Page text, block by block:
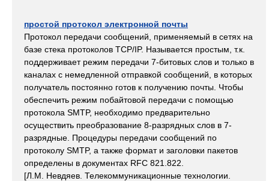
простой протокол электронной почты
Протокол передачи сообщений, применяемый в сетях на
базе стека протоколов TCP/IP. Называется простым, т.к.
поддерживает режим передачи 7-битовых слов и только в
каналах с немедленной отправкой сообщений, в которых
получатель постоянно готов к получению почты. Чтобы
обеспечить режим побайтовой передачи с помощью
протокола SMTP, необходимо предварительно
осуществить преобразование 8-разрядных слов в 7-
разрядные. Процедуры передачи сообщений по
протоколу SMTP, а также формат и заголовки пакетов
определены в документах RFC 821.822.
[Л.М. Невдяев. Телекоммуникационные технологии.